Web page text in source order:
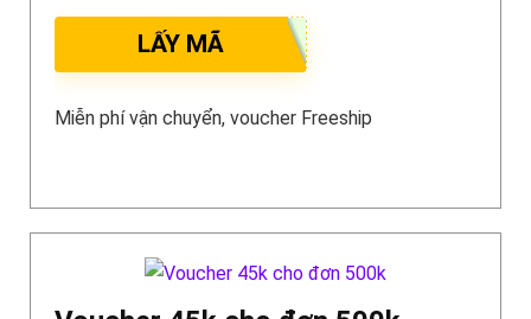
LẤY MÃ
Miễn phí vận chuyển, voucher Freeship